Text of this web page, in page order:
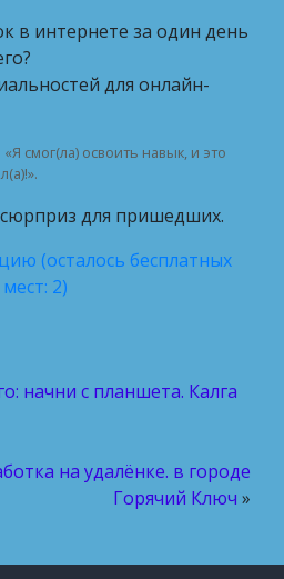
в интернете за один день
для онлайн-
смог(ла) освоить навык, и это
для пришедших.
(осталось бесплатных
мест: 2)
начни с планшета. Калга
на удалёнке. в городе
Горячий Ключ »